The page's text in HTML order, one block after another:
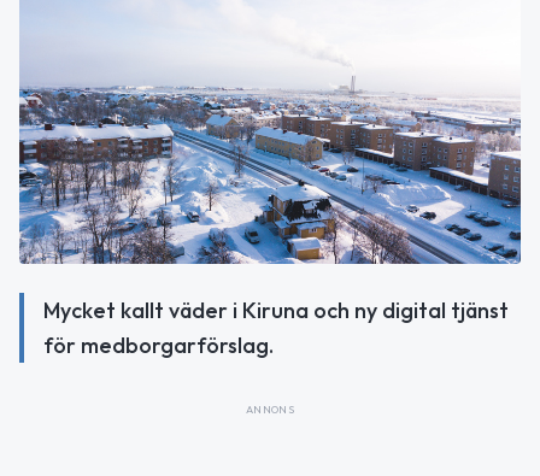
Mycket kallt väder i Kiruna och ny digital tjänst
för medborgarförslag.
ANNONS